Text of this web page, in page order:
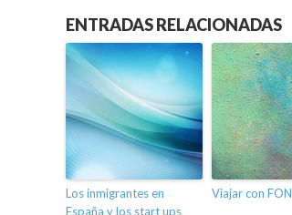
ENTRADAS RELACIONADAS
Los inmigrantes en
España y los start ups
Viajar con FON